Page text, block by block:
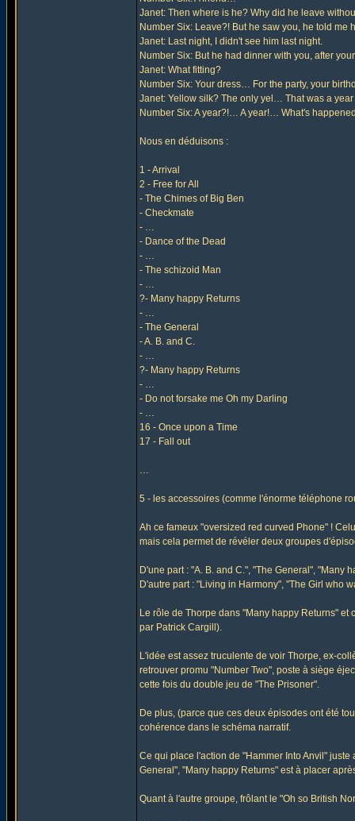
Janet: Then where is he? Why did he leave
Number Six: Leave?! But he saw you, he told me
Janet: Last night, I didn't see him last night.
Number Six: But he had dinner with you, after
Janet: What fitting?
Number Six: Your dress… For the party, your
Janet: Yellow silk? The only yel… That was a
Number Six: A year?!… A year!… What's
Nous en déduisons :
1 - Arrival
2 - Free for All
- The Chimes of Big Ben
- Checkmate
- …
- Dance of the Dead
- …
- The schizoid Man
- …
?- Many happy Returns
- …
- The General
- A. B. and C.
- …
?- Many happy Returns
- …
- Do not forsake me Oh my Darling
- …
16 - Once upon a Time
17 - Fall out
…
5 - les accessoires (comme l'énorme téléphone
Ah ce fameux "oversized red curved Phone" !
mais cela permet de révéler deux groupes
D'une part : "A. B. and C.", "The General", "Many
D'autre part : "Living in Harmony", "The Girl who
Le rôle de Thorpe dans "Many happy Returns"
par Patrick Cargill).
L'idée est assez truculente de voir Thorpe, ex-
retrouver promu "Number Two", poste à siège
cette fois du double jeu de "The Prisoner".
De plus, (parce que ces deux épisodes ont été
cohérence dans le schéma narratif.
Ce qui place l'action de "Hammer Into Anvil"
General", "Many happy Returns" est à placer
Quant à l'autre groupe, frôlant le "Oh so British